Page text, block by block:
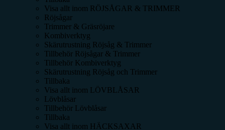
Visa allt inom RÖJSÅGAR & TRIMMER
Röjsågar
Trimmer & Gräsröjare
Kombiverktyg
Skärutrustning Röjsåg & Trimmer
Tillbehör Röjsågar & Trimmer
Tillbehör Kombiverktyg
Skärutrustning Röjsåg och Trimmer
Tillbaka
Visa allt inom LÖVBLÅSAR
Lövblåsar
Tillbehör Lövblåsar
Tillbaka
Visa allt inom HÄCKSAXAR